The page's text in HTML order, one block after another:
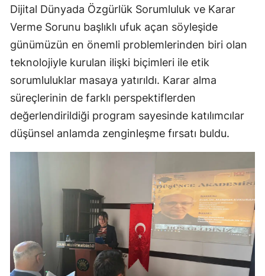
Kütahya
Malatya
Manisa
Kahramanmaraş
Mardin
Muğla
Muş
Nevşehir
Niğde
Ordu
Dijital Dünyada Özgürlük Sorumluluk ve Karar
Verme Sorunu başlıklı ufuk açan söyleşide
günümüzün en önemli problemlerinden biri olan
teknolojiyle kurulan ilişki biçimleri ile etik
sorumluluklar masaya yatırıldı. Karar alma
süreçlerinin de farklı perspektiflerden
değerlendirildiği program sayesinde katılımcılar
düşünsel anlamda zenginleşme fırsatı buldu.